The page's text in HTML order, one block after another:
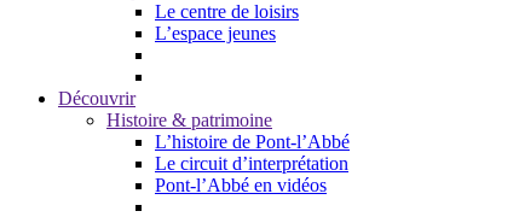
Le centre de loisirs
L’espace jeunes
Découvrir
Histoire & patrimoine
L’histoire de Pont-l’Abbé
Le circuit d’interprétation
Pont-l’Abbé en vidéos